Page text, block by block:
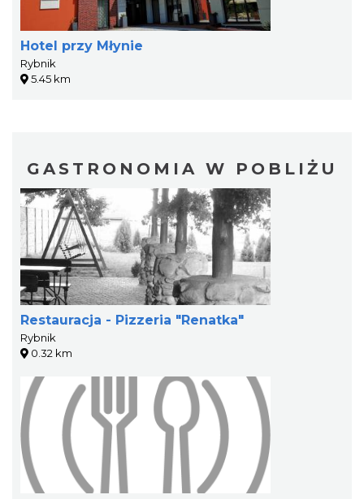
Hotel przy Młynie
Rybnik
5.45 km
GASTRONOMIA W POBLIŻU
Restauracja - Pizzeria "Renatka"
Rybnik
0.32 km